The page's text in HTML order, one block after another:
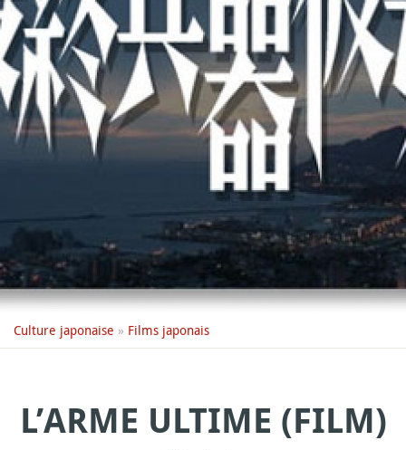
Culture japonaise » Films japonais
L’ARME ULTIME (FILM)